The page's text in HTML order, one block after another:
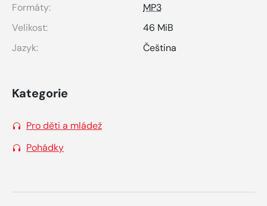
Formáty:
MP3
Velikost:
46 MiB
Jazyk:
Čeština
Kategorie
Pro děti a mládež
Pohádky